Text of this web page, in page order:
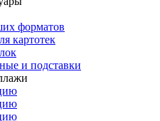
форматов
картотек
и подставки